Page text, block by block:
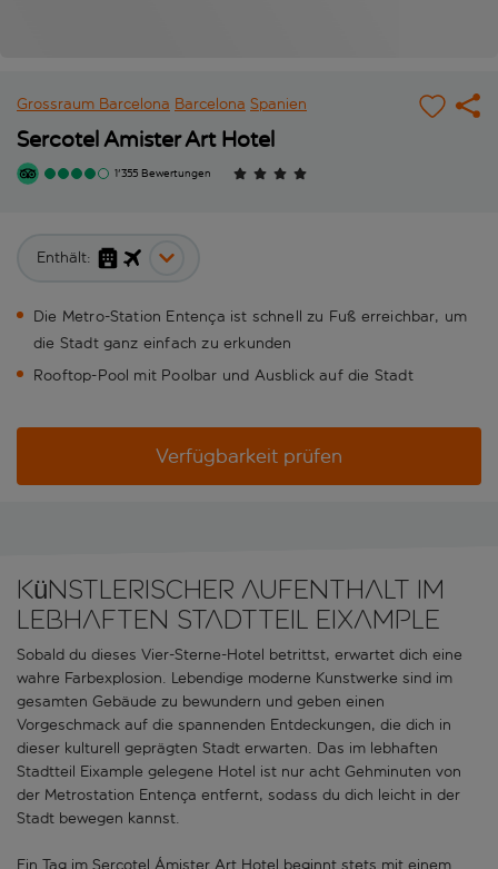
Grossraum Barcelona Barcelona Spanien
Sercotel Amister Art Hotel
1'355 Bewertungen
Enthält:
Die Metro-Station Entença ist schnell zu Fuß erreichbar, um
die Stadt ganz einfach zu erkunden
Rooftop-Pool mit Poolbar und Ausblick auf die Stadt
Verfügbarkeit prüfen
Künstlerischer Aufenthalt im
lebhaften Stadtteil Eixample
Sobald du dieses Vier-Sterne-Hotel betrittst, erwartet dich eine
wahre Farbexplosion. Lebendige moderne Kunstwerke sind im
gesamten Gebäude zu bewundern und geben einen
Vorgeschmack auf die spannenden Entdeckungen, die dich in
dieser kulturell geprägten Stadt erwarten. Das im lebhaften
Stadtteil Eixample gelegene Hotel ist nur acht Gehminuten von
der Metrostation Entença entfernt, sodass du dich leicht in der
Stadt bewegen kannst.